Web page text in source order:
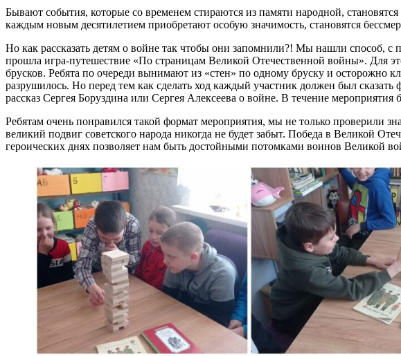
Бывают события, которые со временем стираются из памяти народной,
каждым новым десятилетием приобретают особую значимость, становятся
Но как рассказать детям о войне так чтобы они запомнили?! Мы нашли способ,
прошла игра-путешествие «По страницам Великой Отечественной войны». Для
брусков. Ребята по очереди вынимают из «стен» по одному бруску и осторожно
разрушилось. Но перед тем как сделать ход каждый участник должен был
рассказ Сергея Боруздина или Сергея Алексеева о войне. В течение
Ребятам очень понравился такой формат мероприятия, мы не только проверили
великий подвиг советского народа никогда не будет забыт. Победа в Великой
героических днях позволяет нам быть достойными потомками воинов Великой